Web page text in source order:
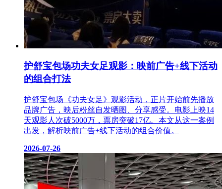
护舒宝包场功夫女足观影：映前广告+线下活动
的组合打法
护舒宝包场《功夫女足》观影活动，正片开始前先播放
品牌广告，映后粉丝自发晒图、分享感受。电影上映14
天观影人次破5000万，票房突破17亿。本文从这一案例
出发，解析映前广告+线下活动的组合价值。
2026-07-26